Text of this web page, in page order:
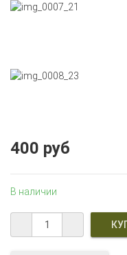
400 руб
В наличии